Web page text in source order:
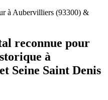
à Aubervilliers (93300) &
reconnue pour
à
Seine Saint Denis